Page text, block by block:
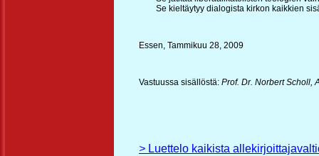
Se kieltäytyy dialogista kirkon kaikkien
Essen, Tammikuu 28, 2009
Vastuussa sisällöstä: Prof. Dr. Norbert Scholl,
> Luettelo kaikista